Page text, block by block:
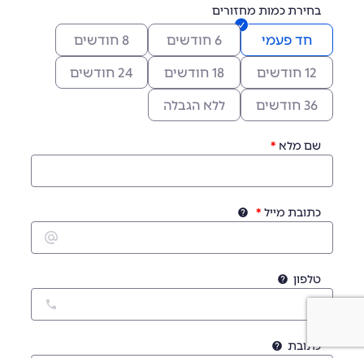
בחירת כמות מחזורים
חד פעמי 6 חודשים 8 חודשים
12 חודשים 18 חודשים 24 חודשים
36 חודשים ללא הגבלה
שם מלא
כתובת מייל
טלפון
כתובת